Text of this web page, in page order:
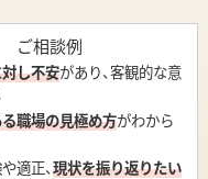
ご相談例
し不安があり、客観的な意
職場の見極め方がわから
適正、現状を振り返りたい